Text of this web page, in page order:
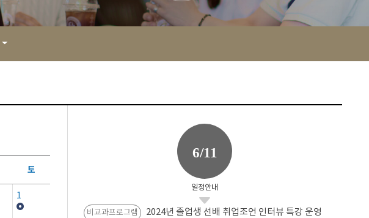
토
1
6/11
일정안내
비교과프로그램 2024년 졸업생 선배 취업조언 인터뷰 특강 운영